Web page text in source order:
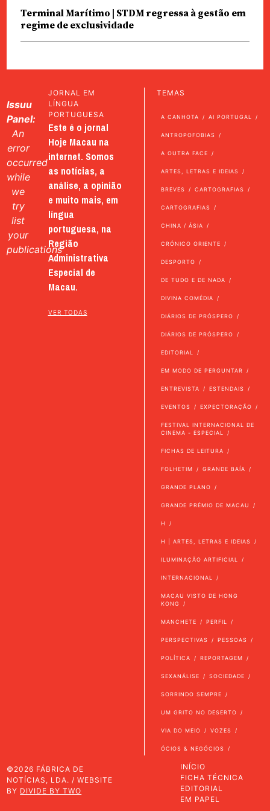
Terminal Marítimo | STDM regressa à gestão em
regime de exclusividade
Issuu
Panel:
An
error
occurred
while
we
try
list
your
publications
JORNAL EM
LÍNGUA
PORTUGUESA
Este é o jornal
Hoje Macau na
internet. Somos
as notícias, a
análise, a opinião
e muito mais, em
língua
portuguesa, na
Região
Administrativa
Especial de
Macau.
VER TODAS
TEMAS
A CANHOTA AI PORTUGAL
ANTROPOFOBIAS
A OUTRA FACE
ARTES, LETRAS E IDEIAS
BREVES CARTOGRAFIAS
CARTOGRAFIAS
CHINA / ÁSIA
CRÓNICO ORIENTE
DESPORTO
DE TUDO E DE NADA
DIVINA COMÉDIA
DIÁRIOS DE PRÓSPERO
DIÁRIOS DE PRÓSPERO
EDITORIAL
EM MODO DE PERGUNTAR
ENTREVISTA ESTENDAIS
EVENTOS EXPECTORAÇÃO
FESTIVAL INTERNACIONAL DE
CINEMA - ESPECIAL
FICHAS DE LEITURA
FOLHETIM GRANDE BAÍA
GRANDE PLANO
GRANDE PRÉMIO DE MACAU
H
H | ARTES, LETRAS E IDEIAS
ILUMINAÇÃO ARTIFICIAL
INTERNACIONAL
MACAU VISTO DE HONG
KONG
MANCHETE PERFIL
PERSPECTIVAS PESSOAS
POLÍTICA REPORTAGEM
SEXANÁLISE SOCIEDADE
SORRINDO SEMPRE
UM GRITO NO DESERTO
VIA DO MEIO VOZES
ÓCIOS & NEGÓCIOS
©2026 FÁBRICA DE
NOTÍCIAS, LDA. / WEBSITE
BY DIVIDE BY TWO
INÍCIO
FICHA TÉCNICA
EDITORIAL
EM PAPEL